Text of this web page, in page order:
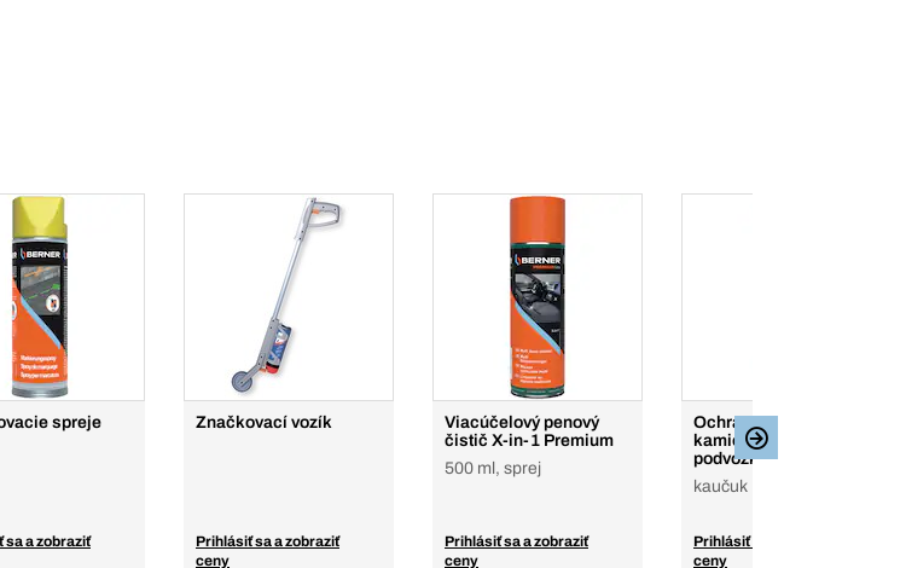
spreje
sa a zobraziť
Značkovací vozík
Prihlásiť sa a zobraziť
ceny
Viacúčelový penový
čistič X-in-1 Premium
500 ml, sprej
Prihlásiť sa a zobraziť
ceny
Ochrana pred
kamienkami a ochrana
podvozka
kaučuk
Prihlásiť sa a zobraziť
ceny